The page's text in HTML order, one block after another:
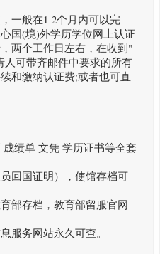
一般在1-2个月内可以完
国(境)外学历学位网上认证
两个工作日左右，在收到"
可带齐邮件中要求的所有
和缴纳认证费;或者也可直
绩单 文凭 学历证书等全套
回国证明），使馆存档可
部存档，教育部留服官网
服务网站永久可查。